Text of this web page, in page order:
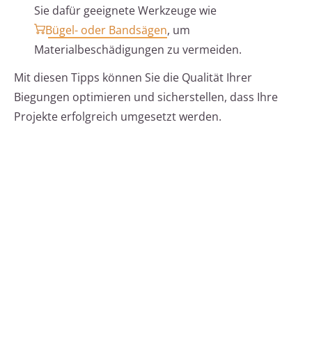
Sie dafür geeignete Werkzeuge wie
Bügel- oder Bandsägen, um
Materialbeschädigungen zu vermeiden.
Mit diesen Tipps können Sie die Qualität Ihrer
Biegungen optimieren und sicherstellen, dass Ihre
Projekte erfolgreich umgesetzt werden.